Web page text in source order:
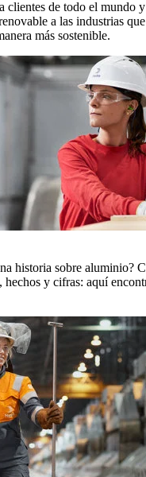
clientes de todo el mundo
a las industrias
más sostenible.
historia sobre aluminio?
hechos y cifras: aquí